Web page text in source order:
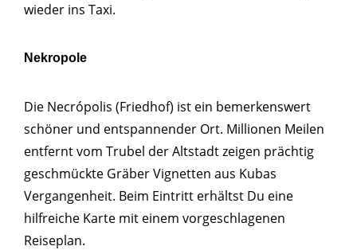
wieder ins Taxi.
Nekropole
Die Necrópolis (Friedhof) ist ein bemerkenswert
schöner und entspannender Ort. Millionen Meilen
entfernt vom Trubel der Altstadt zeigen prächtig
geschmückte Gräber Vignetten aus Kubas
Vergangenheit. Beim Eintritt erhältst Du eine
hilfreiche Karte mit einem vorgeschlagenen
Reiseplan.